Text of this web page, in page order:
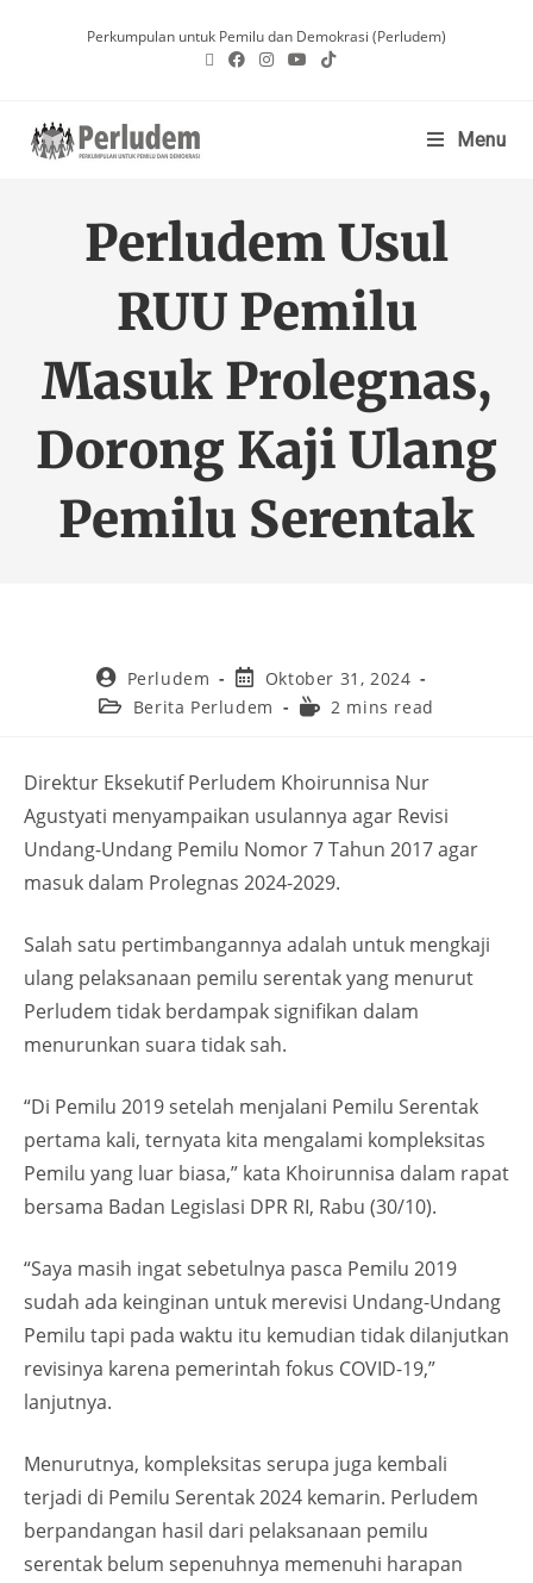
Perkumpulan untuk Pemilu dan Demokrasi (Perludem)
Menu
Perludem Usul
RUU Pemilu
Masuk Prolegnas,
Dorong Kaji Ulang
Pemilu Serentak
Perludem
Oktober 31, 2024
Berita Perludem
2 mins read
Direktur Eksekutif Perludem Khoirunnisa Nur
Agustyati menyampaikan usulannya agar Revisi
Undang-Undang Pemilu Nomor 7 Tahun 2017 agar
masuk dalam Prolegnas 2024-2029.
Salah satu pertimbangannya adalah untuk mengkaji
ulang pelaksanaan pemilu serentak yang menurut
Perludem tidak berdampak signifikan dalam
menurunkan suara tidak sah.
“Di Pemilu 2019 setelah menjalani Pemilu Serentak
pertama kali, ternyata kita mengalami kompleksitas
Pemilu yang luar biasa,” kata Khoirunnisa dalam rapat
bersama Badan Legislasi DPR RI, Rabu (30/10).
“Saya masih ingat sebetulnya pasca Pemilu 2019
sudah ada keinginan untuk merevisi Undang-Undang
Pemilu tapi pada waktu itu kemudian tidak dilanjutkan
revisinya karena pemerintah fokus COVID-19,”
lanjutnya.
Menurutnya, kompleksitas serupa juga kembali
terjadi di Pemilu Serentak 2024 kemarin. Perludem
berpandangan hasil dari pelaksanaan pemilu
serentak belum sepenuhnya memenuhi harapan